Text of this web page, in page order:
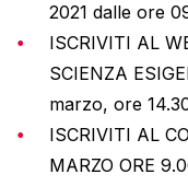
2021 dalle ore
ISCRIVITI AL
SCIENZA
marzo, ore
ISCRIVITI AL
MARZO ORE